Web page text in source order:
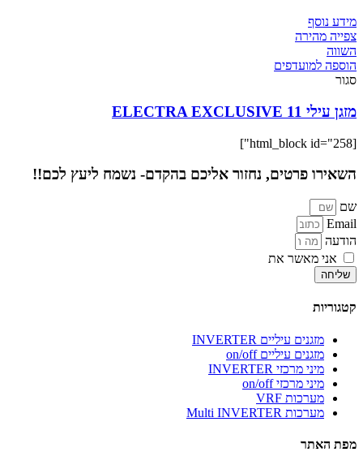
מידע נוסף
צפייה מהירה
השווה
הוספה למועדפים
סגור
מזגן עילי ELECTRA EXCLUSIVE 11
[html_block id="258"]
השאירו פרטים, נחזור אליכם בהקדם- נשמח ליעץ לכם!!
שם
Email
הודעה
אני מאשר את
שליחה
קטגוריות
מזגנים עיליים INVERTER
מזגנים עיליים on/off
מיני מרכזי INVERTER
מיני מרכזי on/off
מערכות VRF
מערכות Multi INVERTER
מפת האתר